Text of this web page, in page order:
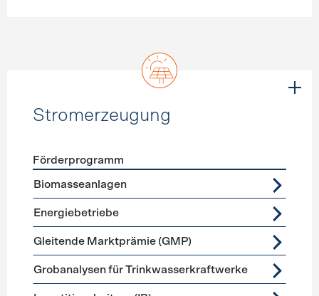
Stromerzeugung
Förderprogramme
Förderprogramm
Biomasseanlagen
Energiebetriebe
Gleitende Marktprämie (GMP)
Grobanalysen für Trinkwasserkraftwerke